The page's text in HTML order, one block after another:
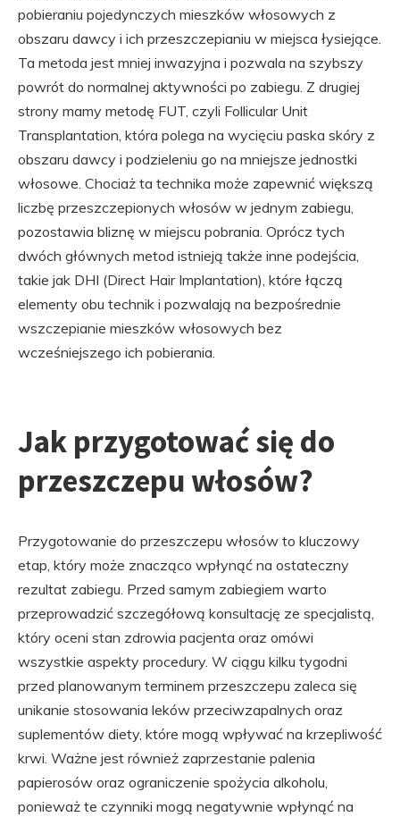
pobieraniu pojedynczych mieszków włosowych z
obszaru dawcy i ich przeszczepianiu w miejsca łysiejące.
Ta metoda jest mniej inwazyjna i pozwala na szybszy
powrót do normalnej aktywności po zabiegu. Z drugiej
strony mamy metodę FUT, czyli Follicular Unit
Transplantation, która polega na wycięciu paska skóry z
obszaru dawcy i podzieleniu go na mniejsze jednostki
włosowe. Chociaż ta technika może zapewnić większą
liczbę przeszczepionych włosów w jednym zabiegu,
pozostawia bliznę w miejscu pobrania. Oprócz tych
dwóch głównych metod istnieją także inne podejścia,
takie jak DHI (Direct Hair Implantation), które łączą
elementy obu technik i pozwalają na bezpośrednie
wszczepianie mieszków włosowych bez
wcześniejszego ich pobierania.
Jak przygotować się do
przeszczepu włosów?
Przygotowanie do przeszczepu włosów to kluczowy
etap, który może znacząco wpłynąć na ostateczny
rezultat zabiegu. Przed samym zabiegiem warto
przeprowadzić szczegółową konsultację ze specjalistą,
który oceni stan zdrowia pacjenta oraz omówi
wszystkie aspekty procedury. W ciągu kilku tygodni
przed planowanym terminem przeszczepu zaleca się
unikanie stosowania leków przeciwzapalnych oraz
suplementów diety, które mogą wpływać na krzepliwość
krwi. Ważne jest również zaprzestanie palenia
papierosów oraz ograniczenie spożycia alkoholu,
ponieważ te czynniki mogą negatywnie wpłynąć na